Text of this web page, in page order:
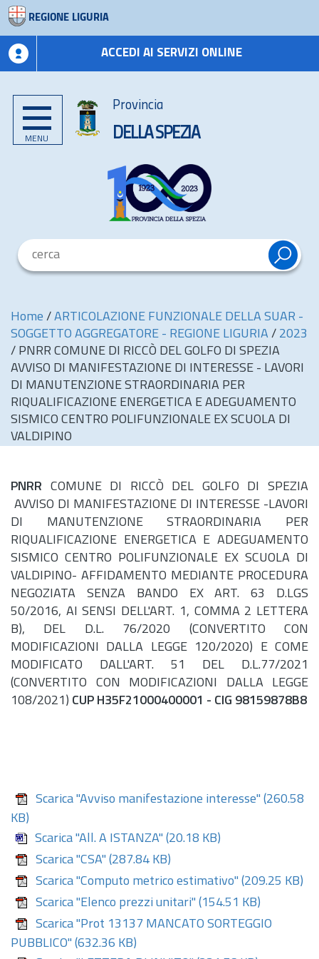
REGIONE LIGURIA
ACCEDI AI SERVIZI ONLINE
MENU
Provincia
DELLA SPEZIA
Home / ARTICOLAZIONE FUNZIONALE DELLA SUAR -
SOGGETTO AGGREGATORE - REGIONE LIGURIA / 2023
/ PNRR COMUNE DI RICCÒ DEL GOLFO DI SPEZIA
AVVISO DI MANIFESTAZIONE DI INTERESSE - LAVORI
DI MANUTENZIONE STRAORDINARIA PER
RIQUALIFICAZIONE ENERGETICA E ADEGUAMENTO
SISMICO CENTRO POLIFUNZIONALE EX SCUOLA DI
VALDIPINO
PNRR COMUNE DI RICCÒ DEL GOLFO DI SPEZIA
AVVISO DI MANIFESTAZIONE DI INTERESSE -LAVORI
DI MANUTENZIONE STRAORDINARIA PER
RIQUALIFICAZIONE ENERGETICA E ADEGUAMENTO
SISMICO CENTRO POLIFUNZIONALE EX SCUOLA DI
VALDIPINO- AFFIDAMENTO MEDIANTE PROCEDURA
NEGOZIATA SENZA BANDO EX ART. 63 D.LGS
50/2016, AI SENSI DELL'ART. 1, COMMA 2 LETTERA
B), DEL D.L. 76/2020 (CONVERTITO CON
MODIFICAZIONI DALLA LEGGE 120/2020) E COME
MODIFICATO DALL'ART. 51 DEL D.L.77/2021
(CONVERTITO CON MODIFICAZIONI DALLA LEGGE
108/2021) CUP H35F21000400001 - CIG 98159878B8
Scarica "Avviso manifestazione interesse" (260.58
KB)
Scarica "All. A ISTANZA" (20.18 KB)
Scarica "CSA" (287.84 KB)
Scarica "Computo metrico estimativo" (209.25 KB)
Scarica "Elenco prezzi unitari" (154.51 KB)
Scarica "Prot 13137 MANCATO SORTEGGIO
PUBBLICO" (632.36 KB)